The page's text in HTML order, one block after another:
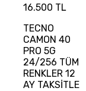
16.500 TL
TECNO
CAMON 40
PRO 5G
24/256 TÜM
RENKLER 12
AY TAKSİTLE